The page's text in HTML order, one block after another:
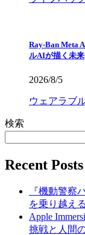
Ray-Ban Meta
ルAIが描く未来
2026/8/5
ウェアラブ
検索
Recent Posts
『機動警察
を乗り越え
Apple
挑戦と人間